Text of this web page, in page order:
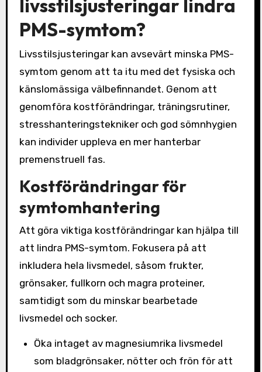
livsstilsjusteringar lindra
PMS-symtom?
Livsstilsjusteringar kan avsevärt minska PMS-
symtom genom att ta itu med det fysiska och
känslomässiga välbefinnandet. Genom att
genomföra kostförändringar, träningsrutiner,
stresshanteringstekniker och god sömnhygien
kan individer uppleva en mer hanterbar
premenstruell fas.
Kostförändringar för
symtomhantering
Att göra viktiga kostförändringar kan hjälpa till
att lindra PMS-symtom. Fokusera på att
inkludera hela livsmedel, såsom frukter,
grönsaker, fullkorn och magra proteiner,
samtidigt som du minskar bearbetade
livsmedel och socker.
Öka intaget av magnesiumrika livsmedel
som bladgrönsaker, nötter och frön för att